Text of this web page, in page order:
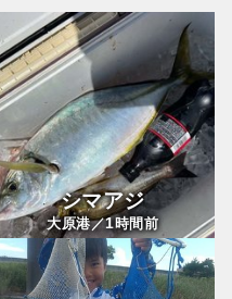
シマアジ
大原港／1時間前